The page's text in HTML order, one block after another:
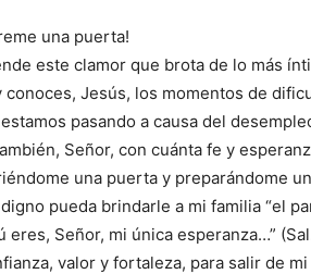
una puerta!
este clamor que brota de lo más
conoces, Jesús, los momentos de
pasando a causa del
Señor, con cuánta fe y
una puerta y preparándome
pueda brindarle a mi familia “el
eres, Señor, mi única esperanza…”
valor y fortaleza, para salir de